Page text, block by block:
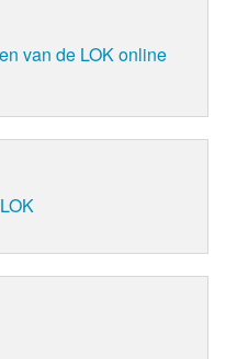
van de LOK online